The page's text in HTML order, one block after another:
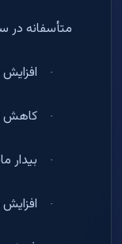
متأسفانه در
· افزایش
· کاهش
· بیدار
·